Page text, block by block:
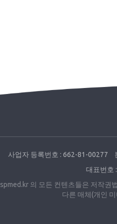
사업자 등록번호 : 662-81-00277
대표번호
spmed.kr 의 모든 컨텐츠들은 저작권
다른 매체(개인